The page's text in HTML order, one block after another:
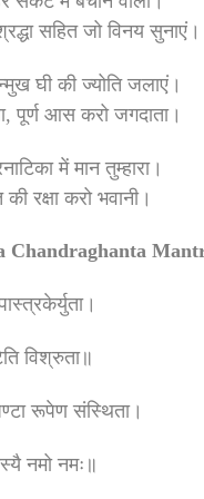
सहित जो विनय सुनाएं।
घी की ज्योति जलाएं।
पूर्ण आस करो जगदाता।
में मान तुम्हारा।
रक्षा करो भवानी।
Chandraghanta
विश्रुता॥
रूपेण संस्थिता।
नमो नमः॥